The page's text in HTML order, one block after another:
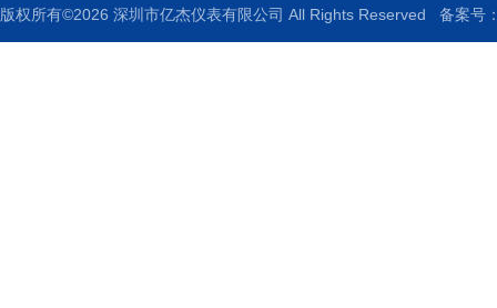
版权所有©2026 深圳市亿杰仪表有限公司 All Rights Reserved 备案号